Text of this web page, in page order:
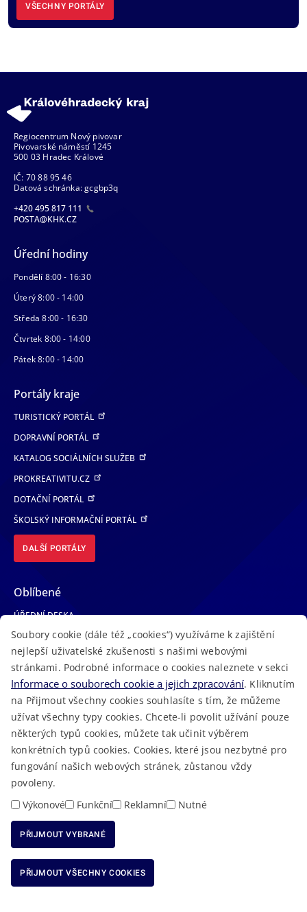
VŠECHNY PORTÁLY
Regiocentrum Nový pivovar
Pivovarské náměstí 1245
500 03 Hradec Králové
IČ: 70 88 95 46
Datová schránka: gcgbp3q
+420 495 817 111
POSTA@KHK.CZ
Úřední hodiny
Pondělí 8:00 - 16:30
Úterý 8:00 - 14:00
Středa 8:00 - 16:30
Čtvrtek 8:00 - 14:00
Pátek 8:00 - 14:00
Portály kraje
TURISTICKÝ PORTÁL
DOPRAVNÍ PORTÁL
KATALOG SOCIÁLNÍCH SLUŽEB
PROKREATIVITU.CZ
DOTAČNÍ PORTÁL
ŠKOLSKÝ INFORMAČNÍ PORTÁL
DALŠÍ PORTÁLY
Oblíbené
ÚŘEDNÍ DESKA
TELEFONNÍ SEZNAM
LÉKAŘSKÁ POHOTOVOST
VOLNÁ MÍSTA
AKTUALITY
2023 © Královéhradecký kraj • Vytvořeno vMacron Software
RSS • Mapa stránek •Cookies Prohlášení o přístupnosti
Soubory cookie (dále též „cookies“) využíváme k zajištění
nejlepší uživatelské zkušenosti s našimi webovými
stránkami. Podrobné informace o cookies naleznete v sekci
Informace o souborech cookie a jejich zpracování. Kliknutím
na Přijmout všechny cookies souhlasíte s tím, že můžeme
užívat všechny typy cookies. Chcete-li povolit užívání pouze
některých typů cookies, můžete tak učinit výběrem
konkrétních typů cookies. Cookies, které jsou nezbytné pro
fungování našich webových stránek, zůstanou vždy
povoleny.
Výkonové
Funkční Reklamní Nutné
PŘIJMOUT VYBRANÉ
PŘIJMOUT VŠECHNY COOKIES
ODMÍTNOUT VŠECHNY COOKIES